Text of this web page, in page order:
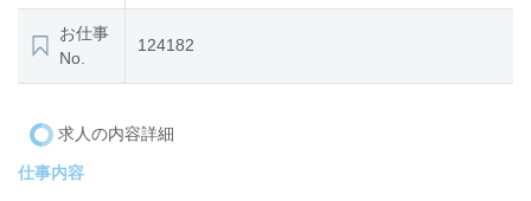
お仕事
No.
124182
求人の内容詳細
仕事内容